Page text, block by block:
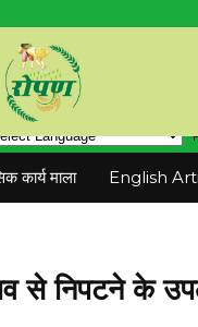
कार्य माला English
से निपटने के